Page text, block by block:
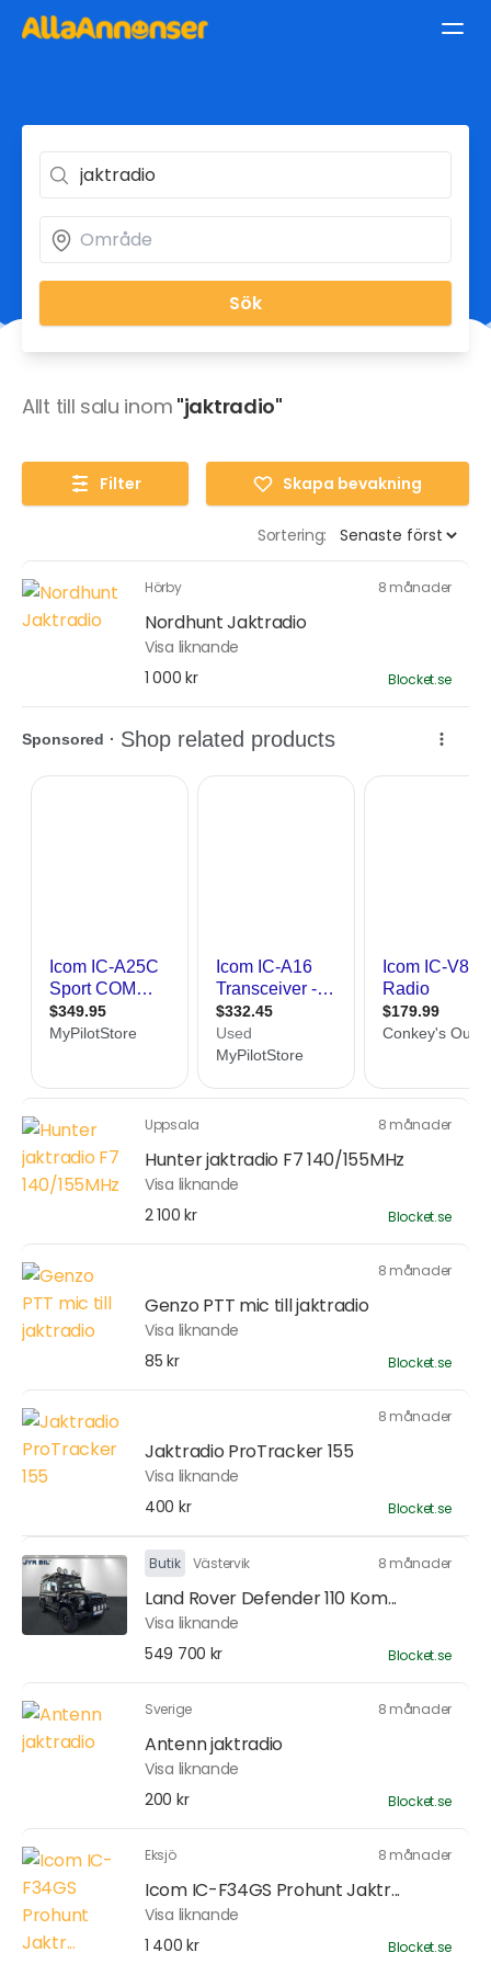
Sök
Allt till salu inom "jaktradio"
Filter Skapa bevakning
Sortering:
Hörby 8 månader
Nordhunt Jaktradio
Visa liknande
1 000 kr
Blocket.se
Uppsala 8 månader
Hunter jaktradio F7 140/155MHz
Visa liknande
2 100 kr
Blocket.se
8 månader
Genzo PTT mic till jaktradio
Visa liknande
85 kr
Blocket.se
8 månader
Jaktradio ProTracker 155
Visa liknande
400 kr
Blocket.se
Butik Västervik 8 månader
Land Rover Defender 110 Kom...
Visa liknande
549 700 kr
Blocket.se
Sverige 8 månader
Antenn jaktradio
Visa liknande
200 kr
Blocket.se
Eksjö 8 månader
Icom IC-F34GS Prohunt Jaktr...
Visa liknande
1 400 kr
Blocket.se